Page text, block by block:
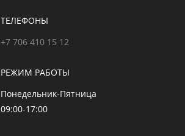
ТЕЛЕФОНЫ
+7 706 410 15 12
РЕЖИМ РАБОТЫ
Понедельник-Пятница
09:00-17:00